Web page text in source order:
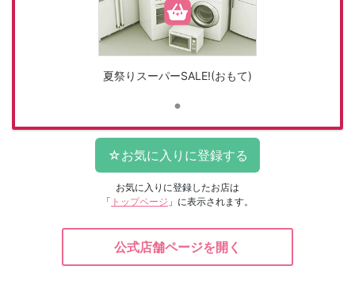
夏祭りスーパーSALE!(おもて)
お気に入りに登録したお店は
「 トップページ 」に表示されます。
公式店舗ページを開く